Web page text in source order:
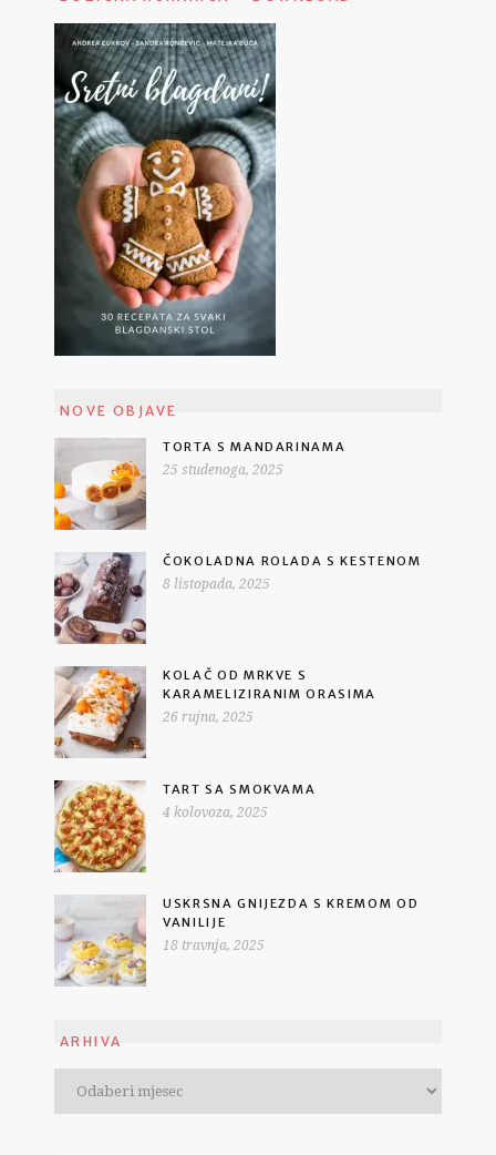
NOVE OBJAVE
TORTA S MANDARINAMA
25 studenoga, 2025
ČOKOLADNA ROLADA S KESTENOM
8 listopada, 2025
KOLAČ OD MRKVE S
KARAMELIZIRANIM ORASIMA
26 rujna, 2025
TART SA SMOKVAMA
4 kolovoza, 2025
USKRSNA GNIJEZDA S KREMOM OD
VANILIJE
18 travnja, 2025
ARHIVA